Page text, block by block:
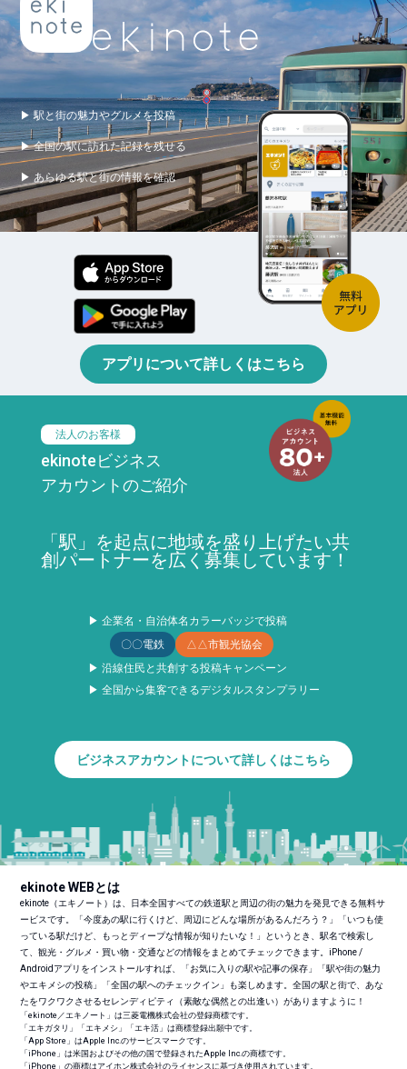
▶ 駅と街の魅力やグルメを投稿
▶ 全国の駅に訪れた記録を残せる
▶ あらゆる駅と街の情報を確認
アプリについて詳しくはこちら
法人のお客様
ekinoteビジネス
アカウントのご紹介
「駅」を起点に地域を盛り上げたい共
創パートナーを広く募集しています！
▶ 企業名・自治体名カラーバッジで投稿
〇〇電鉄
△△市観光協会
▶ 沿線住民と共創する投稿キャンペーン
▶ 全国から集客できるデジタルスタンプラリー
ビジネスアカウントについて詳しくはこちら
ekinote WEBとは
ekinote（エキノート）は、日本全国すべての鉄道駅と周辺の街の魅力を発見できる無料サ
ービスです。「今度あの駅に行くけど、周辺にどんな場所があるんだろう？」「いつも使
っている駅だけど、もっとディープな情報が知りたいな！」というとき、駅名で検索し
て、観光・グルメ・買い物・交通などの情報をまとめてチェックできます。iPhone /
Androidアプリをインストールすれば、「お気に入りの駅や記事の保存」「駅や街の魅力
やエキメシの投稿」「全国の駅へのチェックイン」も楽しめます。全国の駅と街で、あな
たをワクワクさせるセレンディピティ（素敵な偶然との出逢い）がありますように！
「ekinote／エキノート」は三菱電機株式会社の登録商標です。
「エキガタリ」「エキメシ」「エキ活」は商標登録出願中です。
「App Store」はApple Inc.のサービスマークです。
「iPhone」は米国およびその他の国で登録されたApple Inc.の商標です。
「iPhone」の商標はアイホン株式会社のライセンスに基づき使用されています。